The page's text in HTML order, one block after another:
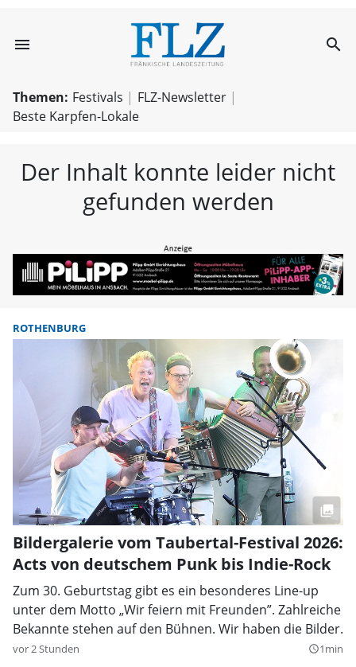
menu FLZ – search
Themen: Festivals
FLZ-Newsletter
Beste Karpfen-Lokale
Der Inhalt konnte leider nicht
gefunden werden
ROTHENBURG
Bildergalerie vom Taubertal-Festival 2026:
Acts von deutschem Punk bis Indie-Rock
Zum 30. Geburtstag gibt es ein besonderes Line-up
unter dem Motto „Wir feiern mit Freunden”. Zahlreiche
Bekannte stehen auf den Bühnen. Wir haben die Bilder.
vor 2 Stunden query_builder1min